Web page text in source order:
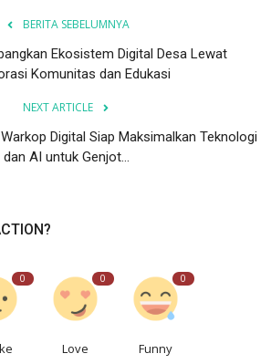
BERITA SEBELUMNYA
Ekosistem Digital Desa Lewat
Komunitas dan Edukasi
NEXT ARTICLE
Digital Siap Maksimalkan Teknologi
dan AI untuk Genjot...
0 0
Love
0
Funny